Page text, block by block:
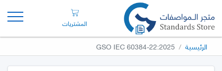
المشتريات
الرئيسية GSO IEC 60384-22:2025